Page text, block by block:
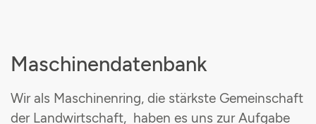
Maschinendatenbank
Wir als Maschinenring, die stärkste Gemeinschaft
der Landwirtschaft, haben es uns zur Aufgabe
Agrarterminkalender
MR-Portal
Düngeberatung
Elektroprüfung
Cultanausbringgemeinschaft
Grasdurchsähgemeinschaft